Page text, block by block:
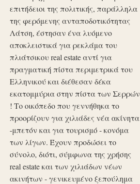
επιτήδειοι της πολιτικής, παράλληλα
της φερόμενης ανταποδοτικότητας
Λάτση, έστησαν ένα λυόμενο
αποκλειστικά για ρεκλάμα του
πλιάτσικου real estate αντί για
πραγματική πίστα περιμετρικά του
Ελληνικού και διέθεσαν δέκα
εκατομμύρια στην πίστα των Σερρών
! Το οικόπεδο που γεννήθηκα το
προορίζουν για χιλιάδες νέα ακίνητα
-μπετόν και για τουρισμό - κονόμα
των λίγων. Έχουν προδώσει το
σύνολο, διότι, σύμφωνα της χρήσης
real estate και των χιλιάδων νέων
ακινήτων - γενικευμένο ξεπούλημα